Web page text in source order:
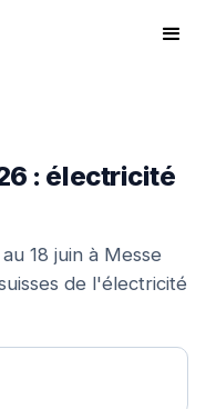
: électricité
18 juin à Messe
de l'électricité